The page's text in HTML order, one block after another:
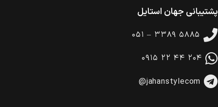
پشتیبانی جهان استایل
۰۵۱ – ۳۳۸۹ ۵۸۸۵
۰۹۱۵ ۲۲ ۴۴ ۲۰۴
@jahanstylecom